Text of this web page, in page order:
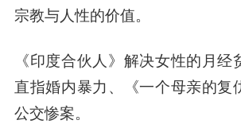
宗教与人性的价值。
《印度合伙人 》解决女性的月经
直指婚内暴力、《一个母亲的复
公交惨案。